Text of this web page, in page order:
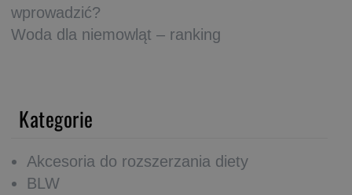
wprowadzić?
Woda dla niemowląt – ranking
Kategorie
Akcesoria do rozszerzania diety
BLW